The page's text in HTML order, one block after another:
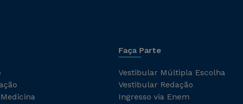
Faça Parte
Vestibular Múltipla Escolha
Vestibular Redação
Ingresso via Enem